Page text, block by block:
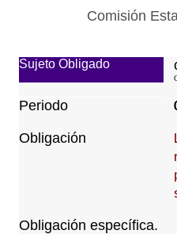
Comisión
Sujeto Obligado
Periodo
Obligación
Obligación específica.